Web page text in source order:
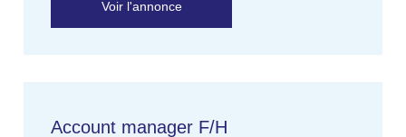
Voir l'annonce
Account manager F/H